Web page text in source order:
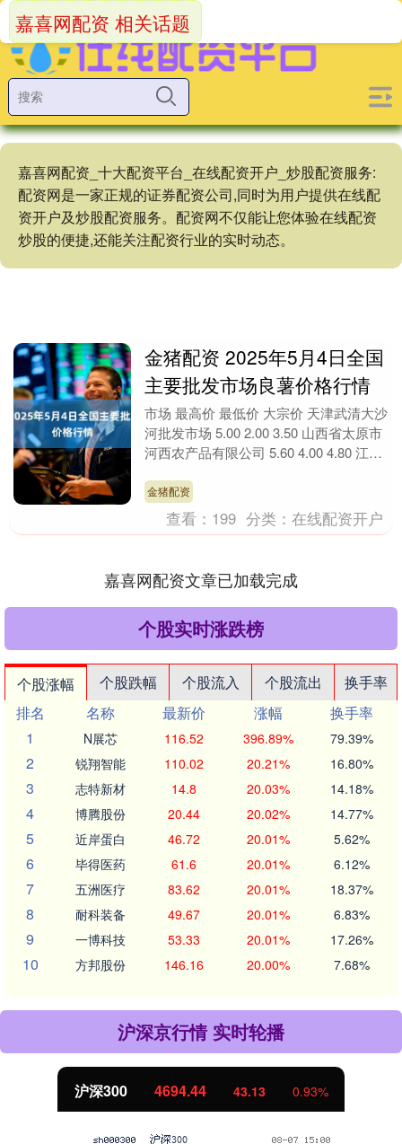
嘉喜网配资_十大配资平台_在线配资开户_炒股配资服务:
配资网是一家正规的证券配资公司,同时为用户提供在线配
资开户及炒股配资服务。配资网不仅能让您体验在线配资
炒股的便捷,还能关注配资行业的实时动态。
嘉喜网配资 相关话题
金猪配资 2025年5月4日全国
主要批发市场良薯价格行情
市场 最高价 最低价 大宗价 天津武清大沙
河批发市场 5.00 2.00 3.50 山西省太原市
河西农产品有限公司 5.60 4.00 4.80 江西
金猪配资
查看： 199 分类：在线配资开户
嘉喜网配资文章已加载完成
个股实时涨跌榜
个股涨幅 个股跌幅 个股流入 个股流出
换手率
排名
名称 最新价 涨幅
换手率
1
N展芯 116.52 396.89% 79.39%
2 锐翔智能 110.02 20.21% 16.80%
3 志特新材 14.8 20.03% 14.18%
4 博腾股份 20.44 20.02% 14.77%
5 近岸蛋白 46.72 20.01% 5.62%
6 毕得医药 61.6 20.01% 6.12%
7 五洲医疗 83.62 20.01% 18.37%
8 耐科装备 49.67 20.01% 6.83%
9 一博科技 53.33 20.01% 17.26%
10 方邦股份 146.16 20.00% 7.68%
沪深京行情 实时轮播
沪深300 4694.44 43.13 0.93%